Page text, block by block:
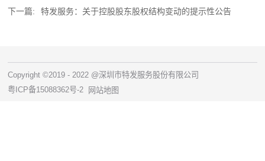
下一篇:
特发服务：关于控股股东股权结构变动的提示性公告
Copyright ©2019 - 2022 @深圳市特发服务股份有限公司
粤ICP备15088362号-2
网站地图